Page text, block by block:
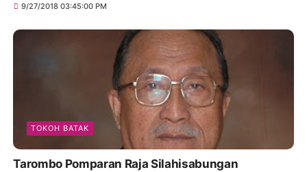
9/27/2018 03:45:00 PM
TOKOH BATAK
Tarombo Pomparan Raja Silahisabungan